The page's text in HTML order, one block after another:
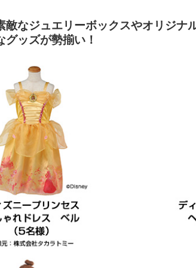
敵なジュエリーボックスやオリジ
ッズが勢揃い！